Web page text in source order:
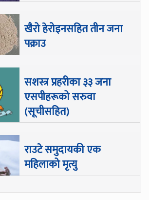
खैरो हेरोइनसहित तीन जना
पक्राउ
सशस्त्र प्रहरीका ३३ जना
एसपीहरूको सरुवा
(सूचीसहित)
राउटे समुदायकी एक
महिलाको मृत्यु